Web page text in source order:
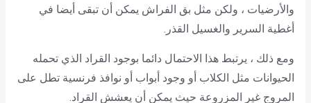
والأرضيات ، ولكن مثل بق الفراش يمكن أن تبقى أيضا في
أغطية السرير والغسيل القذر.
ومع ذلك ، يرتبط هذا الاحتمال دائما بوجود القراد الذي تحمله
الحيوانات مثل الكلاب أو وجود أبواب أو نوافذ فرنسية تطل على
المروج غير المزروعة حيث يمكن أن يعشش القراد.